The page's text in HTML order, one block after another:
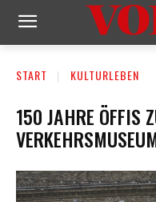
START KULTURLEBEN
150 JAHRE ÖFFIS